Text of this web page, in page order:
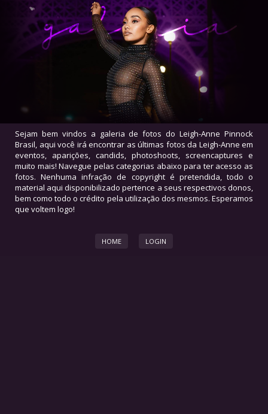
Sejam bem vindos a galeria de fotos do Leigh-Anne Pinnock
Brasil, aqui você irá encontrar as últimas fotos da Leigh-Anne em
eventos, aparições, candids, photoshoots, screencaptures e
muito mais! Navegue pelas categorias abaixo para ter acesso as
fotos. Nenhuma infração de copyright é pretendida, todo o
material aqui disponibilizado pertence a seus respectivos donos,
bem como todo o crédito pela utilização dos mesmos. Esperamos
que voltem logo!
HOME LOGIN